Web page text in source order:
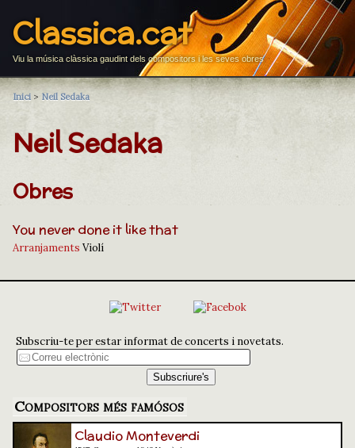
Classica.cat
Viu la música clàssica gaudint dels compositors i les seves obres
Inici > Neil Sedaka
Neil Sedaka
Obres
You never done it like that
Arranjaments Violí
Subscriu-te per estar informat de concerts i novetats.
Compositors més famósos
Claudio Monteverdi